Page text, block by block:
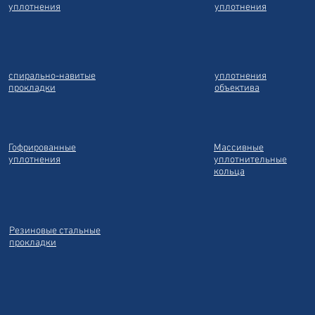
уплотнения
спирально-навитые
прокладки
Гофрированные
уплотнения
уплотнения
уплотнения
объектива
Массивные
уплотнительные
кольца
Резиновые стальные
прокладки